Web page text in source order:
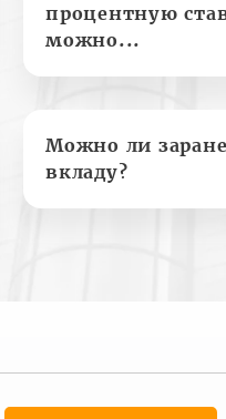
процентную
можно...
Можно ли
вкладу?